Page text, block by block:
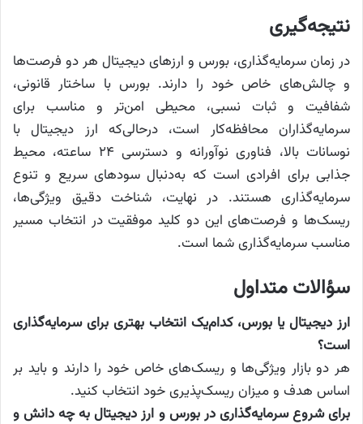
نتیجه‌گیری
در زمان سرمایه‌گذاری، بورس و ارز‌های دیجیتال هر دو فرصت‌ها
و چالش‌های خاص خود را دارند. بورس با ساختار قانونی،
شفافیت و ثبات نسبی، محیطی امن‌تر و مناسب برای
سرمایه‌گذاران محافظه‌کار است، درحالی‌که ارز دیجیتال با
نوسانات بالا، فناوری نوآورانه و دسترسی ۲۴ ساعته، محیط
جذابی برای افرادی است که به‌دنبال سود‌های سریع و تنوع
سرمایه‌گذاری هستند. در نهایت، شناخت دقیق ویژگی‌ها،
ریسک‌ها و فرصت‌های این دو کلید موفقیت در انتخاب مسیر
مناسب سرمایه‌گذاری شما است.
سؤالات متداول
ارز دیجیتال یا بورس، کدام‌یک انتخاب بهتری برای سرمایه‌گذاری
است؟
هر دو بازار ویژگی‌ها و ریسک‌های خاص خود را دارند و باید بر
اساس هدف و میزان ریسک‌پذیری خود انتخاب کنید.
برای شروع سرمایه‌گذاری در بورس و ارز دیجیتال به چه دانش و